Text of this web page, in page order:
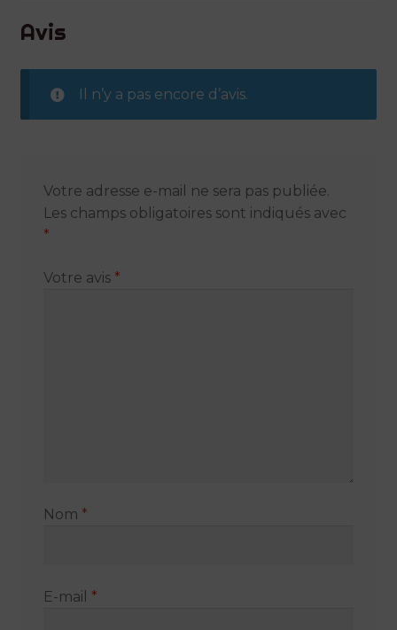
Avis
Il n’y a pas encore d’avis.
Votre adresse e-mail ne sera pas publiée.
Les champs obligatoires sont indiqués avec
*
Votre avis *
Nom *
E-mail *